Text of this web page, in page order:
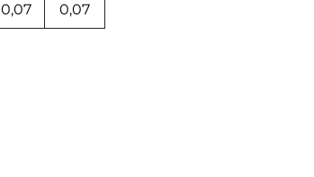
0,07
0,07